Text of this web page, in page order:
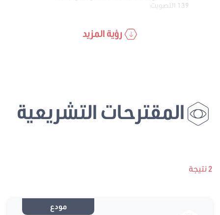
139 التصويت
رؤية المزيد
المقترحات التشريعية
2 نتيجة
مودع